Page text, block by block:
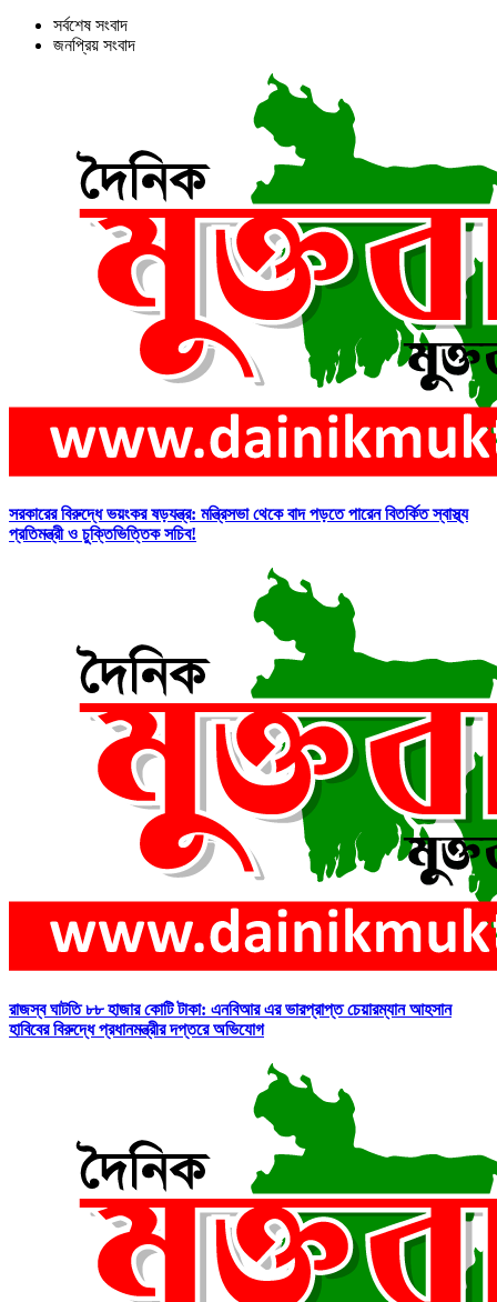
সর্বশেষ সংবাদ
জনপ্রিয় সংবাদ
সরকারের বিরুদ্ধে ভয়ংকর ষড়যন্ত্র: মন্ত্রিসভা থেকে বাদ পড়তে পারেন বিতর্কিত স্বাস্থ্য
প্রতিমন্ত্রী ও চুক্তিভিত্তিক সচিব!
রাজস্ব ঘাটতি ৮৮ হাজার কোটি টাকা: এনবিআর এর ভারপ্রাপ্ত চেয়ারম্যান আহসান
হাবিবের বিরুদ্ধে প্রধানমন্ত্রীর দপ্তরে অভিযোগ